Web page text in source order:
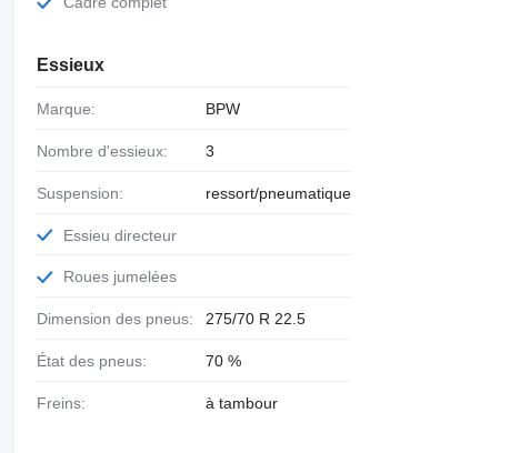
Essieux
Marque: BPW
Nombre d'essieux: 3
Suspension: ressort/pneumatique
Essieu directeur
Roues jumelées
Dimension des pneus: 275/70 R 22.5
État des pneus: 70 %
Freins: à tambour